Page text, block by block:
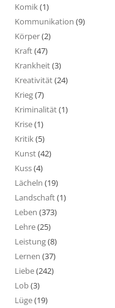
Komik(1)
Kommunikation (9)
Körper(2)
Kraft(47)
Krankheit(3)
Kreativität(24)
Krieg(7)
Kriminalität(1)
Krise(1)
Kritik(5)
Kunst(42)
Kuss(4)
Lächeln (19)
Landschaft(1)
Leben (373)
Lehre(25)
Leistung(8)
Lernen (37)
Liebe(242)
Lob(3)
Lüge(19)